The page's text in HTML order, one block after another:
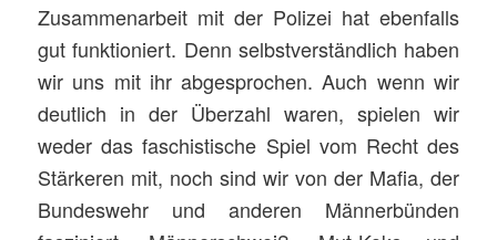
Zusammenarbeit mit der Polizei hat ebenfalls
gut funktioniert. Denn selbstverständlich haben
wir uns mit ihr abgesprochen. Auch wenn wir
deutlich in der Überzahl waren, spielen wir
weder das faschistische Spiel vom Recht des
Stärkeren mit, noch sind wir von der Mafia, der
Bundeswehr und anderen Männerbünden